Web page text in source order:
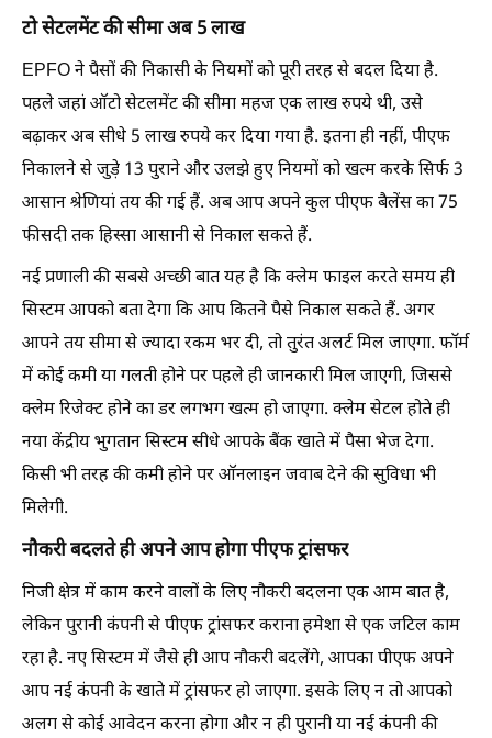
टो सेटलमेंट की सीमा अब 5 लाख
EPFO ने पैसों की निकासी के नियमों को पूरी तरह से बदल दिया है.
पहले जहां ऑटो सेटलमेंट की सीमा महज एक लाख रुपये थी, उसे
बढ़ाकर अब सीधे 5 लाख रुपये कर दिया गया है. इतना ही नहीं, पीएफ
निकालने से जुड़े 13 पुराने और उलझे हुए नियमों को खत्म करके सिर्फ 3
आसान श्रेणियां तय की गई हैं. अब आप अपने कुल पीएफ बैलेंस का 75
फीसदी तक हिस्सा आसानी से निकाल सकते हैं.
नई प्रणाली की सबसे अच्छी बात यह है कि क्लेम फाइल करते समय ही
सिस्टम आपको बता देगा कि आप कितने पैसे निकाल सकते हैं. अगर
आपने तय सीमा से ज्यादा रकम भर दी, तो तुरंत अलर्ट मिल जाएगा. फॉर्म
में कोई कमी या गलती होने पर पहले ही जानकारी मिल जाएगी, जिससे
क्लेम रिजेक्ट होने का डर लगभग खत्म हो जाएगा. क्लेम सेटल होते ही
नया केंद्रीय भुगतान सिस्टम सीधे आपके बैंक खाते में पैसा भेज देगा.
किसी भी तरह की कमी होने पर ऑनलाइन जवाब देने की सुविधा भी
मिलेगी.
नौकरी बदलते ही अपने आप होगा पीएफ ट्रांसफर
निजी क्षेत्र में काम करने वालों के लिए नौकरी बदलना एक आम बात है,
लेकिन पुरानी कंपनी से पीएफ ट्रांसफर कराना हमेशा से एक जटिल काम
रहा है. नए सिस्टम में जैसे ही आप नौकरी बदलेंगे, आपका पीएफ अपने
आप नई कंपनी के खाते में ट्रांसफर हो जाएगा. इसके लिए न तो आपको
अलग से कोई आवेदन करना होगा और न ही पुरानी या नई कंपनी की